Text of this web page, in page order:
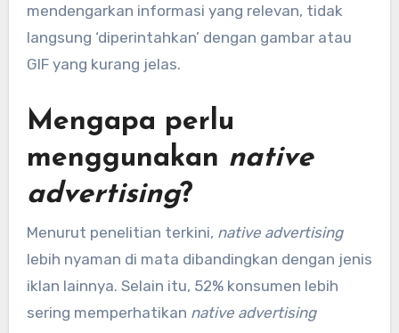
mendengarkan informasi yang relevan, tidak
langsung ‘diperintahkan’ dengan gambar atau
GIF yang kurang jelas.
Mengapa perlu
menggunakan native
advertising?
Menurut penelitian terkini, native advertising
lebih nyaman di mata dibandingkan dengan jenis
iklan lainnya. Selain itu, 52% konsumen lebih
sering memperhatikan native advertising